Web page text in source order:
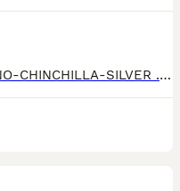
DISPONIBILE CUCCIOLA PERSIANO-CHINCHILLA-SILVER .SONO Dolcissima, amante delle coccole,abituata alla lettiera.I gattina va a casa nuova con libretto sanitario con primo vaccino e la sverminazione.Genitori visibili testati FIV-FELV - negattivi